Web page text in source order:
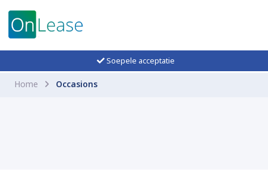
Soepele acceptatie
Home Occasions